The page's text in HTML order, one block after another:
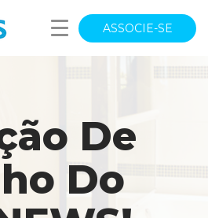
ASSOCIE-SE
De
Do